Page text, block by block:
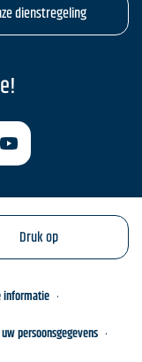
dienstregeling
Druk op
informatie
persoonsgegevens